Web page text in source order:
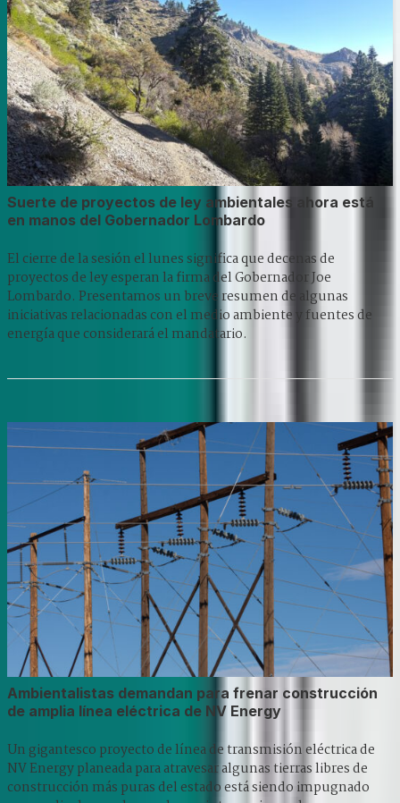
Suerte de proyectos de ley ambientales ahora está
en manos del Gobernador Lombardo
El cierre de la sesión el lunes significa que decenas de
proyectos de ley esperan la firma del Gobernador Joe
Lombardo. Presentamos un breve resumen de algunas
iniciativas relacionadas con el medio ambiente y fuentes de
energía que considerará el mandatario.
Ambientalistas demandan para frenar construcción
de amplia línea eléctrica de NV Energy
Un gigantesco proyecto de línea de transmisión eléctrica de
NV Energy planeada para atravesar algunas tierras libres de
construcción más puras del estado está siendo impugnado